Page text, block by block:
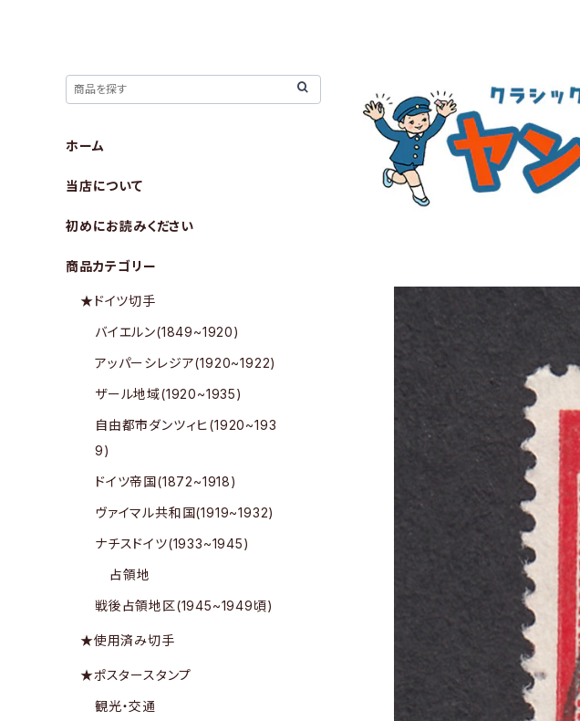
ホーム
当店について
初めにお読みください
商品カテゴリー
★ドイツ切手
バイエルン(1849~1920)
アッパーシレジア(1920~1922)
ザール地域(1920~1935)
自由都市ダンツィヒ(1920~193
9)
ドイツ帝国(1872~1918)
ヴァイマル共和国(1919~1932)
ナチスドイツ(1933~1945)
占領地
戦後占領地区(1945~1949頃)
★使用済み切手
★ポスタースタンプ
観光・交通